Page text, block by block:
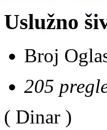
Uslužno
Broj
205
( Dinar )